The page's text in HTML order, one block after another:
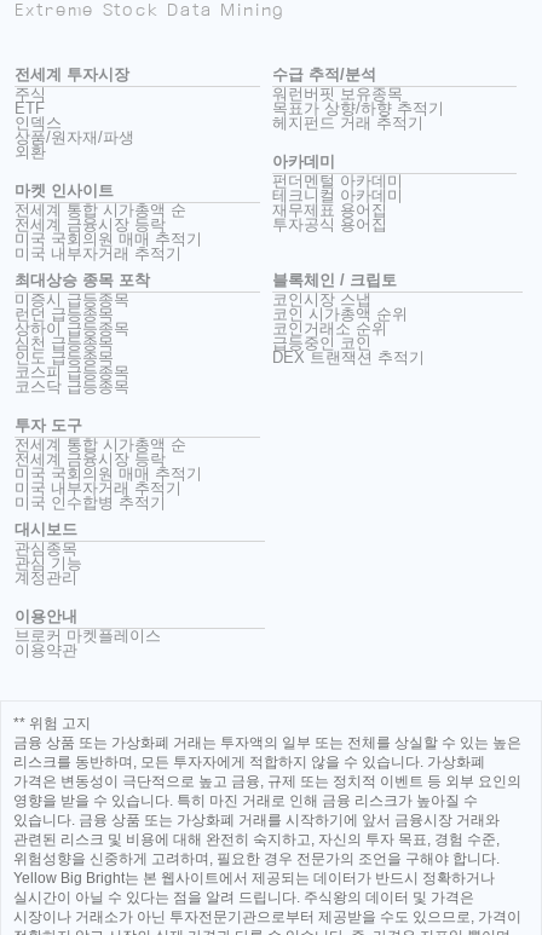
Extreme Stock Data Mining
전세계 투자시장
주식
ETF
인덱스
상품/원자재/파생
외환
마켓 인사이트
전세계 통합 시가총액 순
전세계 금융시장 등락
미국 국회의원 매매 추적기
미국 내부자거래 추적기
수급 추적/분석
워런버핏 보유종목
목표가 상향/하향 추적기
헤지펀드 거래 추적기
아카데미
펀더멘털 아카데미
테크니컬 아카데미
재무제표 용어집
투자공식 용어집
최대상승 종목 포착
미증시 급등종목
런던 급등종목
상하이 급등종목
심천 급등종목
인도 급등종목
코스피 급등종목
코스닥 급등종목
투자 도구
전세계 통합 시가총액 순
전세계 금융시장 등락
미국 국회의원 매매 추적기
미국 내부자거래 추적기
미국 인수합병 추적기
블록체인 / 크립토
코인시장 스냅
코인 시가총액 순위
코인거래소 순위
급등중인 코인
DEX 트랜잭션 추적기
대시보드
관심종목
관심 기능
계정관리
이용안내
브로커 마켓플레이스
이용약관
** 위험 고지
금융 상품 또는 가상화폐 거래는 투자액의 일부 또는 전체를 상실할 수 있는 높은
리스크를 동반하며, 모든 투자자에게 적합하지 않을 수 있습니다. 가상화폐
가격은 변동성이 극단적으로 높고 금융, 규제 또는 정치적 이벤트 등 외부 요인의
영향을 받을 수 있습니다. 특히 마진 거래로 인해 금융 리스크가 높아질 수
있습니다. 금융 상품 또는 가상화폐 거래를 시작하기에 앞서 금융시장 거래와
관련된 리스크 및 비용에 대해 완전히 숙지하고, 자신의 투자 목표, 경험 수준,
위험성향을 신중하게 고려하며, 필요한 경우 전문가의 조언을 구해야 합니다.
Yellow Big Bright는 본 웹사이트에서 제공되는 데이터가 반드시 정확하거나
실시간이 아닐 수 있다는 점을 알려 드립니다. 주식왕의 데이터 및 가격은
시장이나 거래소가 아닌 투자전문기관으로부터 제공받을 수도 있으므로, 가격이